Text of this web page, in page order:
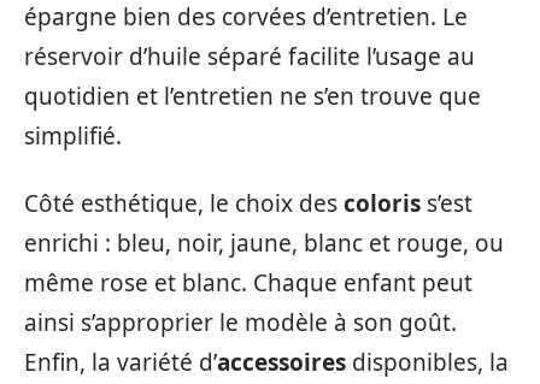
épargne bien des corvées d’entretien. Le
réservoir d’huile séparé facilite l’usage au
quotidien et l’entretien ne s’en trouve que
simplifié.
Côté esthétique, le choix descoloris s’est
enrichi : bleu, noir, jaune, blanc et rouge, ou
même rose et blanc. Chaque enfant peut
ainsi s’approprier le modèle à son goût.
Enfin, la variété d’accessoires disponibles, la